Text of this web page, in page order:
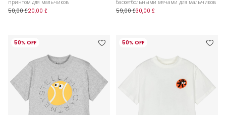
принтом для мальчиков
50,00 £20,00 £
баскетбольными мячами для мальчиков
59,00 £30,00 £
50% OFF 50% OFF